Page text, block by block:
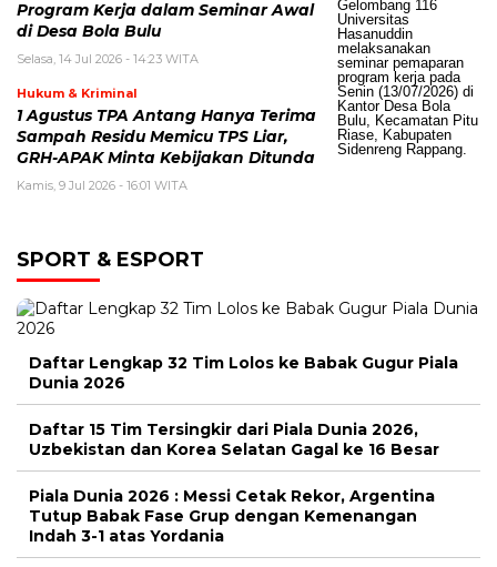
Program Kerja dalam Seminar Awal
di Desa Bola Bulu
Selasa, 14 Jul 2026 - 14:23 WITA
Hukum & Kriminal
1 Agustus TPA Antang Hanya Terima
Sampah Residu Memicu TPS Liar,
GRH-APAK Minta Kebijakan Ditunda
Kamis, 9 Jul 2026 - 16:01 WITA
SPORT & ESPORT
Daftar Lengkap 32 Tim Lolos ke Babak Gugur Piala
Dunia 2026
Daftar 15 Tim Tersingkir dari Piala Dunia 2026,
Uzbekistan dan Korea Selatan Gagal ke 16 Besar
Piala Dunia 2026 : Messi Cetak Rekor, Argentina
Tutup Babak Fase Grup dengan Kemenangan
Indah 3-1 atas Yordania